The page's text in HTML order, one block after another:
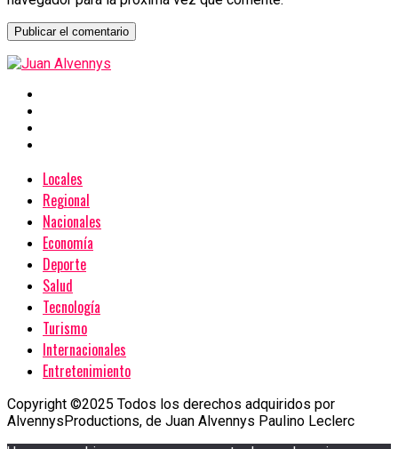
Locales
Regional
Nacionales
Economía
Deporte
Salud
Tecnología
Turismo
Internacionales
Entretenimiento
Copyright ©2025 Todos los derechos adquiridos por
AlvennysProductions, de Juan Alvennys Paulino Leclerc